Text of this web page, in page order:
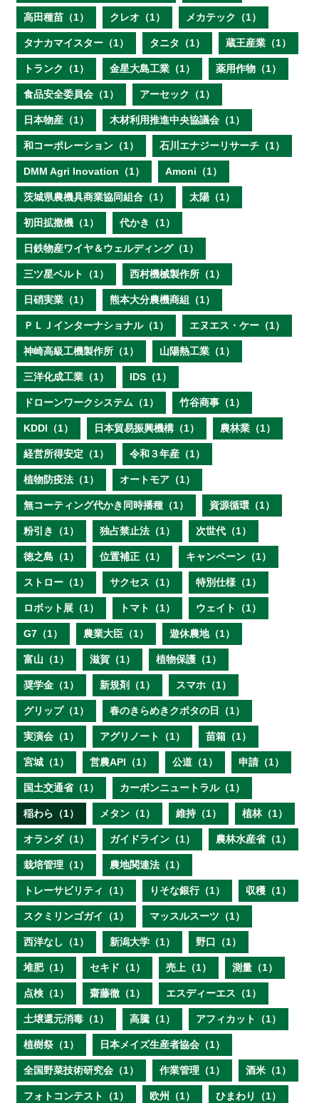
高田種苗（1） クレオ（1） メカテック（1）
タナカマイスター（1） タニタ（1） 蔵王産業（1）
トランク（1） 金星大島工業（1） 薬用作物（1）
食品安全委員会（1） アーセック（1）
日本物産（1） 木材利用推進中央協議会（1）
和コーポレーション（1） 石川エナジーリサーチ（1）
DMM Agri Inovation（1） Amoni（1）
茨城県農機具商業協同組合（1） 太陽（1）
初田拡撒機（1） 代かき（1）
日鉄物産ワイヤ＆ウェルディング（1）
三ツ星ベルト（1） 西村機械製作所（1）
日硝実業（1） 熊本大分農機商組（1）
ＰＬＪインターナショナル（1） エヌエス・ケー（1）
神崎高級工機製作所（1） 山陽熱工業（1）
三洋化成工業（1） IDS（1）
ドローンワークシステム（1） 竹谷商事（1）
KDDI（1） 日本貿易振興機構（1） 農林業（1）
経営所得安定（1） 令和３年産（1）
植物防疫法（1） オートモア（1）
無コーティング代かき同時播種（1） 資源循環（1）
粉引き（1） 独占禁止法（1） 次世代（1）
徳之島（1） 位置補正（1） キャンペーン（1）
ストロー（1） サクセス（1） 特別仕様（1）
ロボット展（1） トマト（1） ウェイト（1）
G7（1） 農業大臣（1） 遊休農地（1）
富山（1） 滋賀（1） 植物保護（1）
奨学金（1） 新規剤（1） スマホ（1）
グリップ（1） 春のきらめきクボタの日（1）
実演会（1） アグリノート（1） 苗箱（1）
宮城（1） 営農API（1） 公道（1） 申請（1）
国土交通省（1） カーボンニュートラル（1）
稲わら（1） メタン（1） 維持（1） 植林（1）
オランダ（1） ガイドライン（1） 農林水産省（1）
栽培管理（1） 農地関連法（1）
トレーサビリティ（1） りそな銀行（1） 収穫（1）
スクミリンゴガイ（1） マッスルスーツ（1）
西洋なし（1） 新潟大学（1） 野口（1）
堆肥（1） セキド（1） 売上（1） 測量（1）
点検（1） 齋藤徹（1） エスディーエス（1）
土壌還元消毒（1） 高騰（1） アフィカット（1）
植樹祭（1） 日本メイズ生産者協会（1）
全国野菜技術研究会（1） 作業管理（1） 酒米（1）
フォトコンテスト（1） 欧州（1） ひまわり（1）